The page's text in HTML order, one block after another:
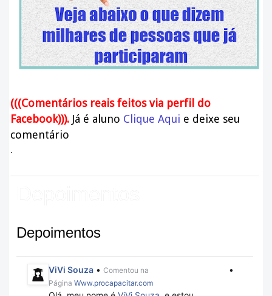
(((Comentários reais feitos via perfil do
Facebook))). Já é aluno Clique Aqui e deixe seu
comentário
.